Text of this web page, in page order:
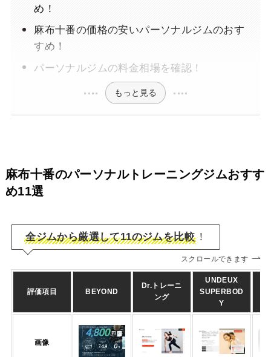
め！
麻布十番の価格の安いパーソナルジムのおす
すめ！
パーソナルジムの料金相場を確認！
もっと見る
麻布十番のパーソナルトレーニングジムおすす
め11選
全ジムから厳選して11のジムを比較 ！
スクロールできます
評価項目 BEYOND
Dr.トレーニ
ング
UNDEUX
SUPERBOD
Y
画像